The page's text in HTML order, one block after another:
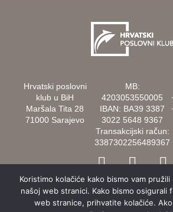
Hrvatski poslovni
klub u BiH
Maršala Tita 28
71000 Sarajevo
MB:
4203053550005
IBAN: BA39 3387
3022 5648 9367
Transakcijski račun:
3387302256489367
F
a
c
e
I
n
s
t
L
i
n
k
Koristimo kolačiće kako bismo vam
našoj web stranici. Kako bismo osigurali
web stranice, prihvatite kolačiće.